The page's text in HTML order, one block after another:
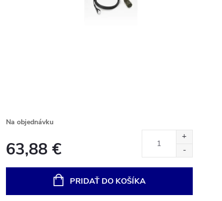
Na objednávku
63,88 €
PRIDAŤ DO KOŠÍKA